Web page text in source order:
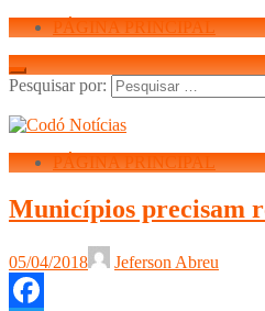
PÁGINA PRINCIPAL
Pesquisar por:
PÁGINA PRINCIPAL
Municípios precisam
05/04/2018 Jeferson Abreu